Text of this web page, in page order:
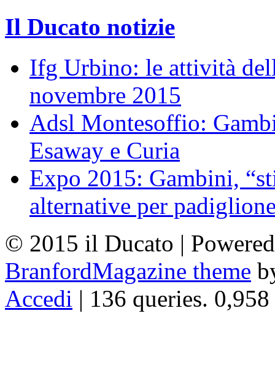
Il Ducato notizie
Ifg Urbino: le attività
novembre 2015
Adsl Montesoffio:
Esaway e Curia
Expo 2015: Gambini,
alternative per
© 2015 il Ducato |
BranfordMagazine theme
Accedi | 136 queries. 0,958